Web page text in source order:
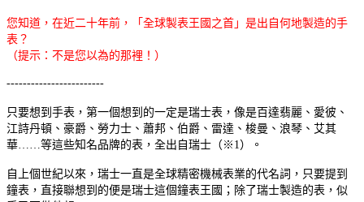
您知道，在近二十年前，「全球製表王國之首」是出自何地製造的手
表？
（提示：不是您以為的那裡！）
------------------------
只要想到手表，第一個想到的一定是瑞士表，像是百達翡麗、愛彼、
江詩丹頓、豪爵、勞力士、蕭邦、伯爵、雷達、梭曼、浪琴、艾其
華……等這些知名品牌的表，全出自瑞士（※1）。
自上個世紀以來，瑞士一直是全球精密機械表業的代名詞，只要提到
鐘表，直接聯想到的便是瑞士這個鐘表王國；除了瑞士製造的表，似